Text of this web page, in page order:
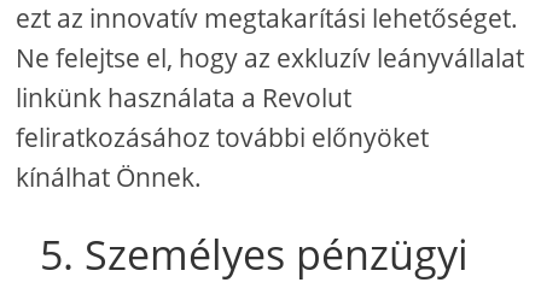
ezt az innovatív megtakarítási lehetőséget.
Ne felejtse el, hogy az exkluzív leányvállalat
linkünk használata a Revolut
feliratkozásához további előnyöket
kínálhat Önnek.
5. Személyes pénzügyi